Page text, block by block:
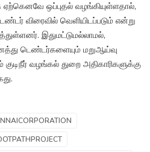
ஏற்கெனவே ஒப்புதல் வழங்கியுள்ளதால்,
டெண்டர் விரைவில் வெளியிடப்படும் என்று
இதுமட்டுமல்லாமல்,
டெண்டர்களையும் மறுஆய்வு
குடிநீர் வழங்கல் துறை அதிகாரிகளுக்கு